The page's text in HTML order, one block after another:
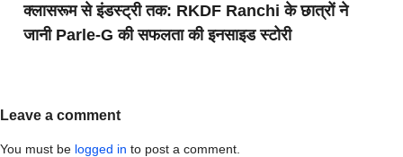
क्लासरूम से इंडस्ट्री तक: RKDF Ranchi के छात्रों ने
जानी Parle-G की सफलता की इनसाइड स्टोरी
Leave a comment
You must be logged in to post a comment.